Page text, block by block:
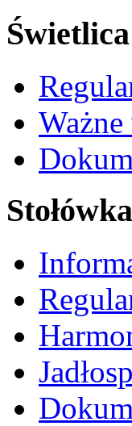
Świetlica
Stołówka